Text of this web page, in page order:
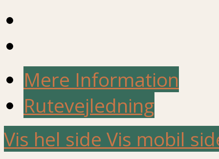
Mere Information
Rutevejledning
Vis hel side Vis mobil